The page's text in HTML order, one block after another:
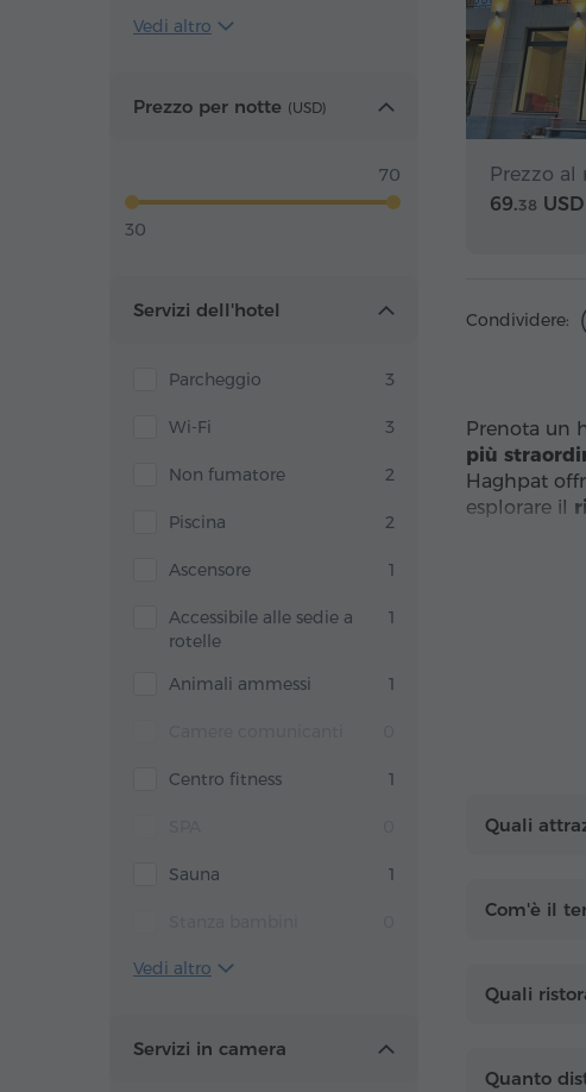
Vedi altro
Prezzo per notte (USD)
30
70
Servizi dell'hotel
Parcheggio 3
Wi-Fi 3
Non fumatore 2
Piscina 2
Ascensore 1
Accessibile alle sedie a
rotelle
1
Animali ammessi 1
Centro fitness 1
Sauna 1
Vedi altro
Servizi in camera
Prezzo al
69.38 USD
Condividere:
Prenota un
più
Haghpat
esplorare il
Quali
Com'è il
Quali
Quanto